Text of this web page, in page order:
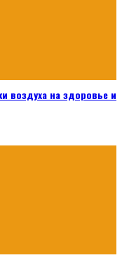
воздуха на здоровье и